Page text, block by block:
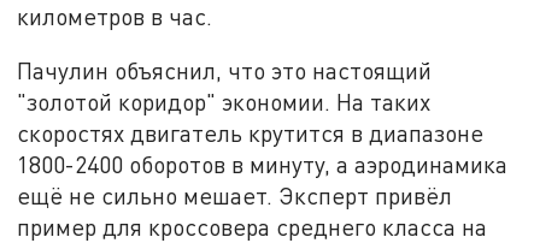
километров в час.
Пачулин объяснил, что это настоящий
"золотой коридор" экономии. На таких
скоростях двигатель крутится в диапазоне
1800-2400 оборотов в минуту, а аэродинамика
ещё не сильно мешает. Эксперт привёл
пример для кроссовера среднего класса на